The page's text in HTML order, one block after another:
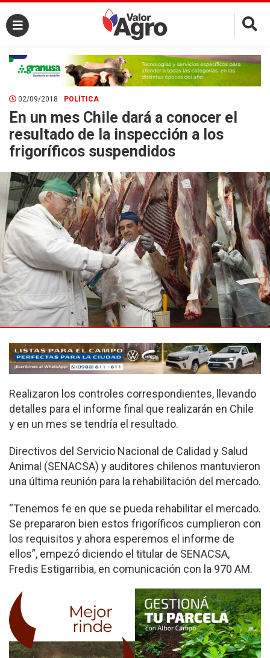
×
02/09/2018 POLÍTICA
En un mes Chile dará a conocer el
resultado de la inspección a los
frigoríficos suspendidos
Realizaron los controles correspondientes, llevando
detalles para el informe final que realizarán en Chile
y en un mes se tendría el resultado.
Directivos del Servicio Nacional de Calidad y Salud
Animal (SENACSA) y auditores chilenos mantuvieron
una última reunión para la rehabilitación del mercado.
“Tenemos fe en que se pueda rehabilitar el mercado.
Se prepararon bien estos frigoríficos cumplieron con
los requisitos y ahora esperemos el informe de
ellos”, empezó diciendo el titular de SENACSA,
Fredis Estigarribia, en comunicación con la 970 AM.